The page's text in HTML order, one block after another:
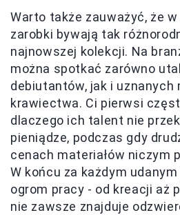
Warto także zauważyć, że
zarobki bywają tak
najnowszej kolekcji. Na
można spotkać zarówno
debiutantów, jak i uznanych
krawiectwa. Ci pierwsi
dlaczego ich talent nie
pieniądze, podczas gdy
cenach materiałów niczym
W końcu za każdym
ogrom pracy - od kreacji aż
nie zawsze znajduje